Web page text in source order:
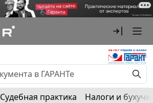
Судебная практика Налоги и